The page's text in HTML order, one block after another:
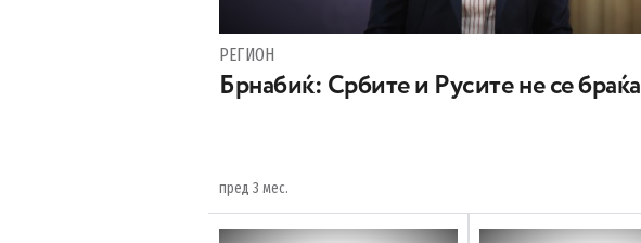
РЕГИОН
Брнабиќ: Србите и Русите не се браќа
пред 3 мес.